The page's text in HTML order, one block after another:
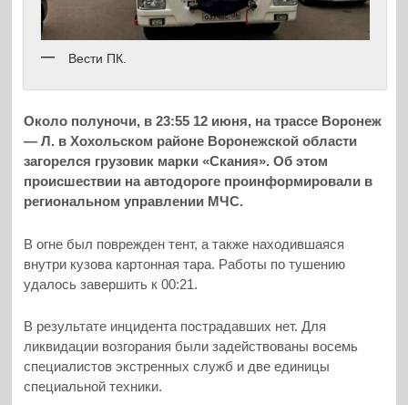
Вести ПК.
Около полуночи, в 23:55 12 июня, на трассе Воронеж
— Л. в Хохольском районе Воронежской области
загорелся грузовик марки «Скания». Об этом
происшествии на автодороге проинформировали в
региональном управлении МЧС.
В огне был поврежден тент, а также находившаяся
внутри кузова картонная тара. Работы по тушению
удалось завершить к 00:21.
В результате инцидента пострадавших нет. Для
ликвидации возгорания были задействованы восемь
специалистов экстренных служб и две единицы
специальной техники.